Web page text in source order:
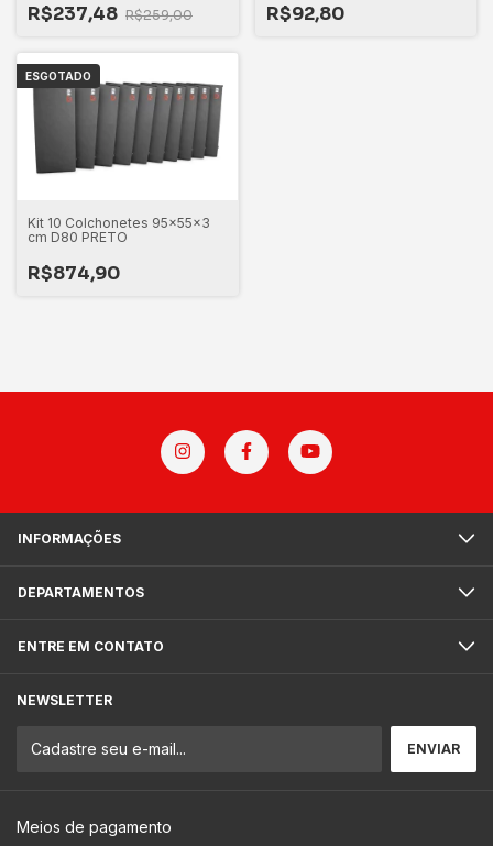
R$237,48 R$259,00 R$92,80
ESGOTADO
Kit 10 Colchonetes 95x55x3
cm D80 PRETO
R$874,90
INFORMAÇÕES
DEPARTAMENTOS
ENTRE EM CONTATO
NEWSLETTER
Meios de pagamento